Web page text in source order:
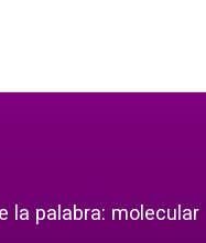
la palabra: molecular